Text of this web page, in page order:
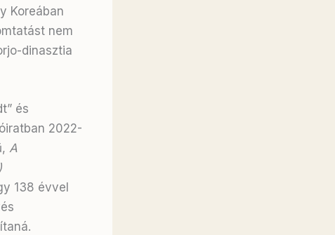
Koreában
nem
dinasztia
és
2022-
A
138 évvel